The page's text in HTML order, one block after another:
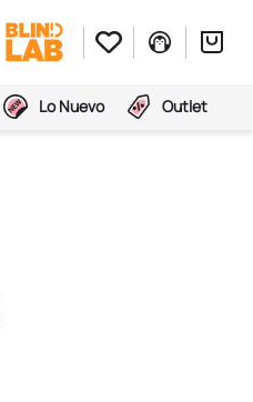
Lo Nuevo Outlet